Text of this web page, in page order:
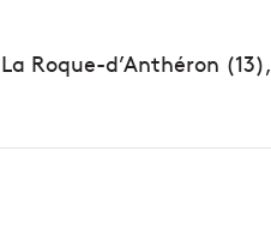
Roque-d’Anthéron (13),